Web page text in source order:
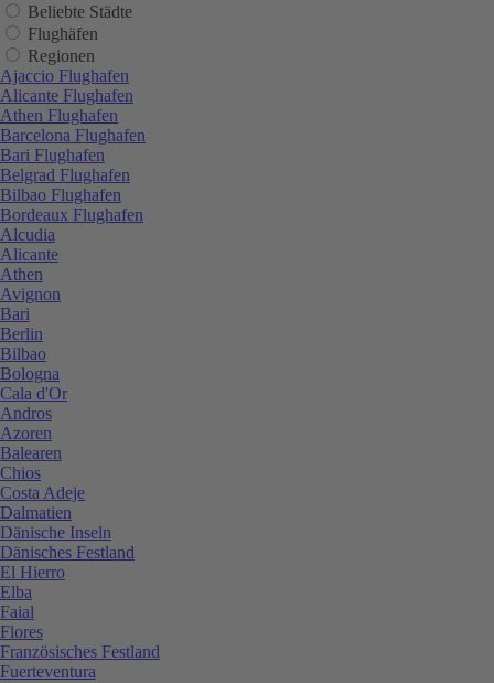
Beliebte Städte
Flughäfen
Regionen
Ajaccio Flughafen
Alicante Flughafen
Athen Flughafen
Barcelona Flughafen
Bari Flughafen
Belgrad Flughafen
Bilbao Flughafen
Bordeaux Flughafen
Alcudia
Alicante
Athen
Avignon
Bari
Berlin
Bilbao
Bologna
Cala d'Or
Andros
Azoren
Balearen
Chios
Costa Adeje
Dalmatien
Dänische Inseln
Dänisches Festland
El Hierro
Elba
Faial
Flores
Französisches Festland
Fuerteventura